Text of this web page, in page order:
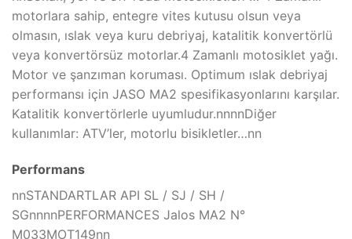
motorlara sahip, entegre vites kutusu olsun veya
olmasın, ıslak veya kuru debriyaj, katalitik konvertörlü
veya konvertörsüz motorlar.4 Zamanlı motosiklet yağı.
Motor ve şanzıman koruması. Optimum ıslak debriyaj
performansı için JASO MA2 spesifikasyonlarını karşılar.
Katalitik konvertörlerle uyumludur.nnnnDiğer
kullanımlar: ATV’ler, motorlu bisikletler…nn
Performans
nnSTANDARTLAR API SL / SJ / SH /
SGnnnnPERFORMANCES Jalos MA2 N°
M033MOT149nn